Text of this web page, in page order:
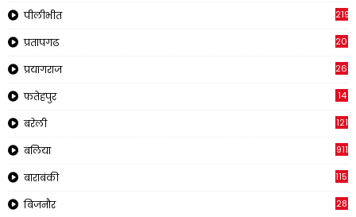
पीलीभीत 2195
प्रतापगढ
प्रयागराज 269
फतेहपुर 14
बरेली 121
बलिया 911
बाराबंकी 1150
बिजनौर 28